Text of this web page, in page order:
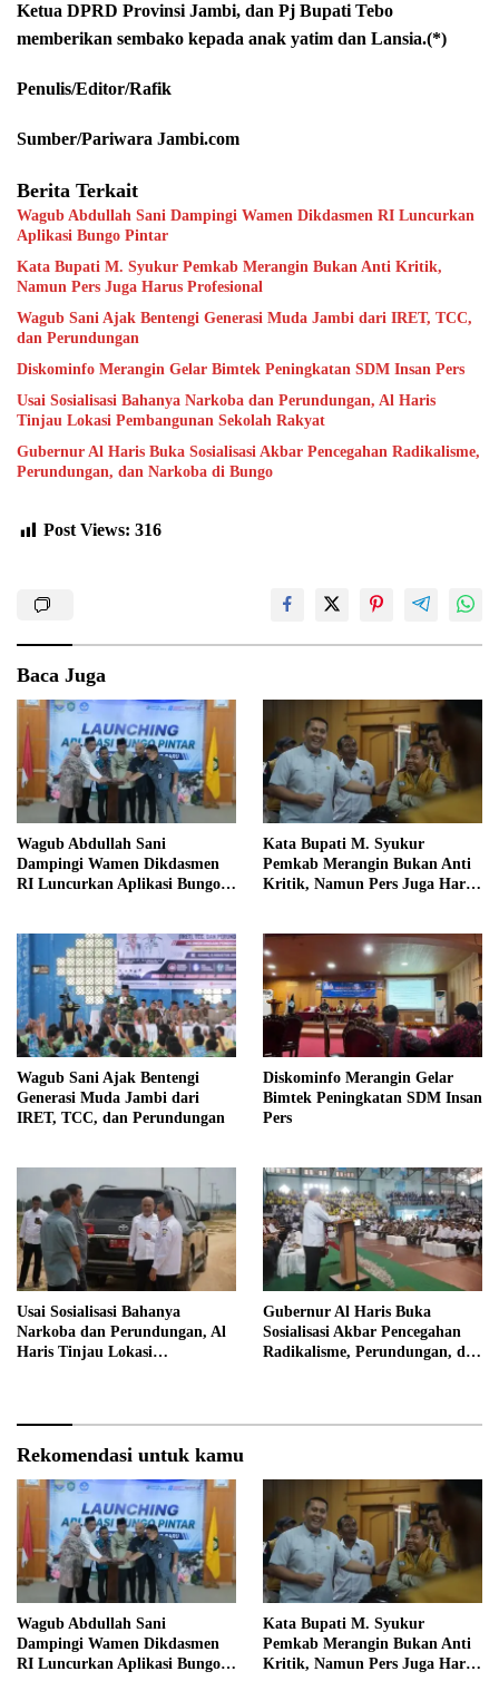
Ketua DPRD Provinsi Jambi, dan Pj Bupati Tebo
memberikan sembako kepada anak yatim dan Lansia.(*)
Penulis/Editor/Rafik
Sumber/Pariwara Jambi.com
Berita Terkait
Wagub Abdullah Sani Dampingi Wamen Dikdasmen RI Luncurkan
Aplikasi Bungo Pintar
Kata Bupati M. Syukur Pemkab Merangin Bukan Anti Kritik,
Namun Pers Juga Harus Profesional
Wagub Sani Ajak Bentengi Generasi Muda Jambi dari IRET, TCC,
dan Perundungan
Diskominfo Merangin Gelar Bimtek Peningkatan SDM Insan Pers
Usai Sosialisasi Bahanya Narkoba dan Perundungan, Al Haris
Tinjau Lokasi Pembangunan Sekolah Rakyat
Gubernur Al Haris Buka Sosialisasi Akbar Pencegahan Radikalisme,
Perundungan, dan Narkoba di Bungo
Post Views: 316
Baca Juga
Wagub Abdullah Sani
Dampingi Wamen Dikdasmen
RI Luncurkan Aplikasi Bungo
Kata Bupati M. Syukur
Pemkab Merangin Bukan Anti
Kritik, Namun Pers Juga Harus
Wagub Sani Ajak Bentengi
Generasi Muda Jambi dari
IRET, TCC, dan Perundungan
Diskominfo Merangin Gelar
Bimtek Peningkatan SDM Insan
Pers
Usai Sosialisasi Bahanya
Narkoba dan Perundungan, Al
Haris Tinjau Lokasi
Gubernur Al Haris Buka
Sosialisasi Akbar Pencegahan
Radikalisme, Perundungan, dan
Rekomendasi untuk kamu
Wagub Abdullah Sani
Dampingi Wamen Dikdasmen
RI Luncurkan Aplikasi Bungo
Kata Bupati M. Syukur
Pemkab Merangin Bukan Anti
Kritik, Namun Pers Juga Harus